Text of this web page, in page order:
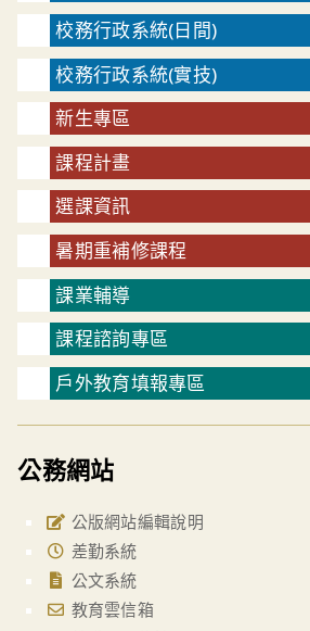
校務行政系統(日間)
校務行政系統(實技)
新生專區
課程計畫
選課資訊
暑期重補修課程
課業輔導
課程諮詢專區
戶外教育填報專區
公務網站
公版網站編輯說明
差勤系統
公文系統
教育雲信箱